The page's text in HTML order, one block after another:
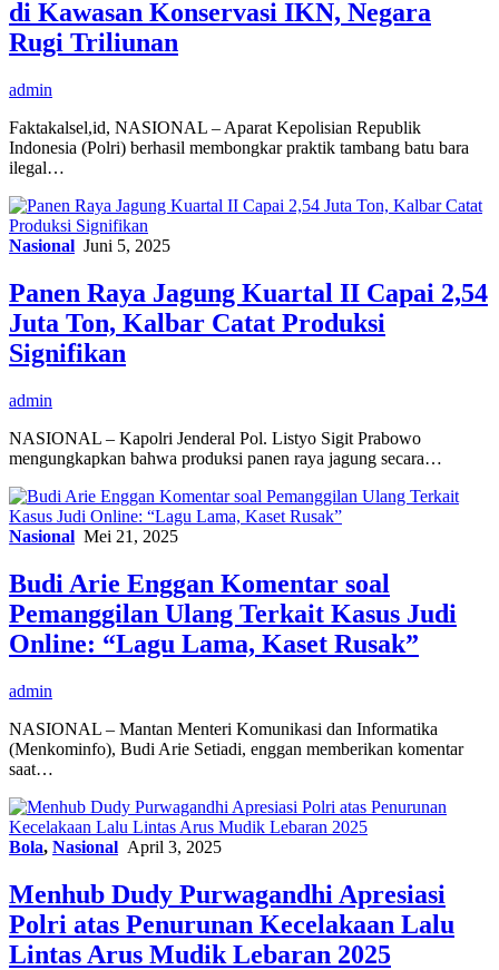
di Kawasan Konservasi IKN, Negara
Rugi Triliunan
admin
Faktakalsel,id, NASIONAL – Aparat Kepolisian Republik
Indonesia (Polri) berhasil membongkar praktik tambang batu bara
ilegal…
Nasional Juni 5, 2025
Panen Raya Jagung Kuartal II Capai 2,54
Juta Ton, Kalbar Catat Produksi
Signifikan
admin
NASIONAL – Kapolri Jenderal Pol. Listyo Sigit Prabowo
mengungkapkan bahwa produksi panen raya jagung secara…
Nasional Mei 21, 2025
Budi Arie Enggan Komentar soal
Pemanggilan Ulang Terkait Kasus Judi
Online: “Lagu Lama, Kaset Rusak”
admin
NASIONAL – Mantan Menteri Komunikasi dan Informatika
(Menkominfo), Budi Arie Setiadi, enggan memberikan komentar
saat…
Bola, Nasional April 3, 2025
Menhub Dudy Purwagandhi Apresiasi
Polri atas Penurunan Kecelakaan Lalu
Lintas Arus Mudik Lebaran 2025